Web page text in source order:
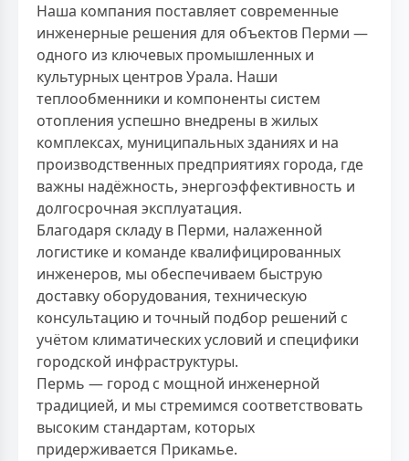
Наша компания поставляет современные
инженерные решения для объектов Перми —
одного из ключевых промышленных и
культурных центров Урала. Наши
теплообменники и компоненты систем
отопления успешно внедрены в жилых
комплексах, муниципальных зданиях и на
производственных предприятиях города, где
важны надёжность, энергоэффективность и
долгосрочная эксплуатация.
Благодаря складу в Перми, налаженной
логистике и команде квалифицированных
инженеров, мы обеспечиваем быструю
доставку оборудования, техническую
консультацию и точный подбор решений с
учётом климатических условий и специфики
городской инфраструктуры.
Пермь — город с мощной инженерной
традицией, и мы стремимся соответствовать
высоким стандартам, которых
придерживается Прикамье.